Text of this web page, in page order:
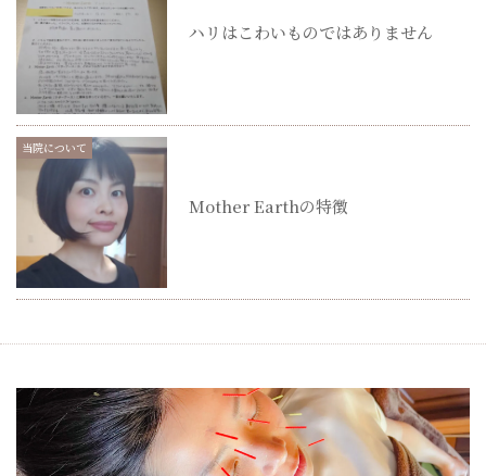
ハリはこわいものではありません
当院について
Mother Earthの特徴